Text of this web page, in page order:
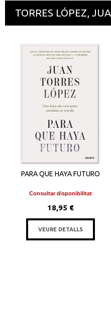
TORRES LÓPEZ,
PARA QUE HAYA FUTURO
Consultar disponibilitat
18,95 €
VEURE DETALLS